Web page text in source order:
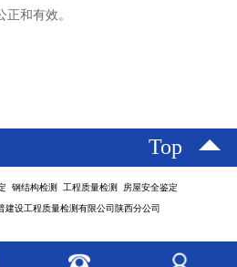
和有效。
Top
钢结构检测 工程质量检测 房屋安全鉴定
建设工程质量检测有限公司陕西分公司